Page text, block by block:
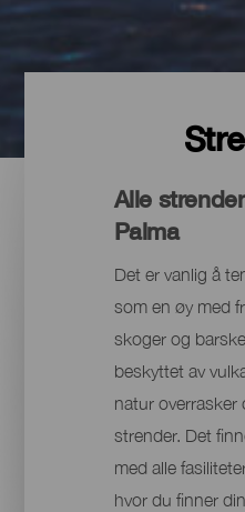
Alle
Palma
Det er vanlig å
som en øy med
skoger og
beskyttet av
natur overrasker
strender. Det
med alle
hvor du finner